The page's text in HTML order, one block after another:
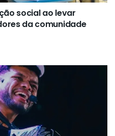
social ao levar
da comunidade